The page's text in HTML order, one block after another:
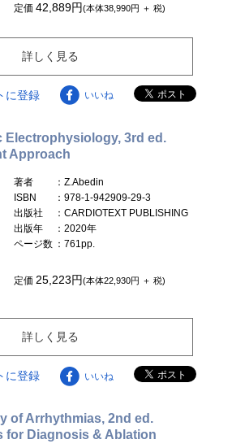
定価42,889円(本体38,990円 ＋ 税)
詳しく見る
に登録 いいね
Electrophysiology, 3rd ed.
Approach
著者
：Z.Abedin
ISBN
：978-1-942909-29-3
出版社
：CARDIOTEXT PUBLISHING
出版年
：2020年
ページ数 ：761pp.
定価 25,223円(本体22,930円 ＋ 税)
詳しく見る
に登録 いいね
of Arrhythmias, 2nd ed.
for Diagnosis & Ablation